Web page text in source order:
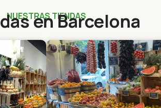
NUESTRAS TIENDAS
en Barcelona